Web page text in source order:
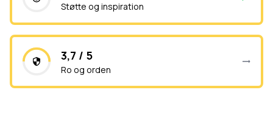
Støtte og inspiration
3,7 / 5
Ro og orden